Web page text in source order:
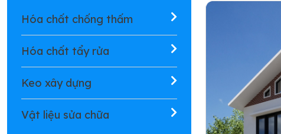
Hóa chất chống thấm
Hóa chất tẩy rửa
Keo xây dựng
Vật liệu sửa chữa